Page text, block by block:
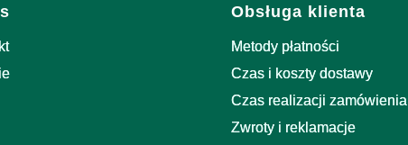
stopce Obsługa klienta
Metody płatności
Czas i koszty dostawy
Czas realizacji zamówienia
Zwroty i reklamacje